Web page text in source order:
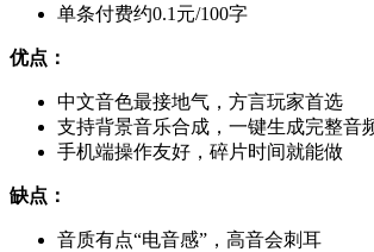
单条付费约0.1元/100字
优点：
中文音色最接地气，方言玩家首选
支持背景音乐合成，一键生成完整音
手机端操作友好，碎片时间就能做
缺点：
音质有点“电音感”，高音会刺耳